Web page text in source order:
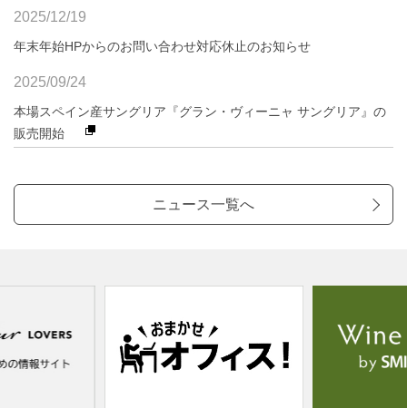
2025/12/19
年末年始HPからのお問い合わせ対応休止のお知らせ
2025/09/24
本場スペイン産サングリア『グラン・ヴィーニャ サングリア』の
販売開始
弊社製品に関するリコール実施のお知らせ（重要）
【プレスリリース】 「「もうドリンクホルダーは要らない！」
ホルダーいらずの紙袋が登場」
ニュース一覧へ